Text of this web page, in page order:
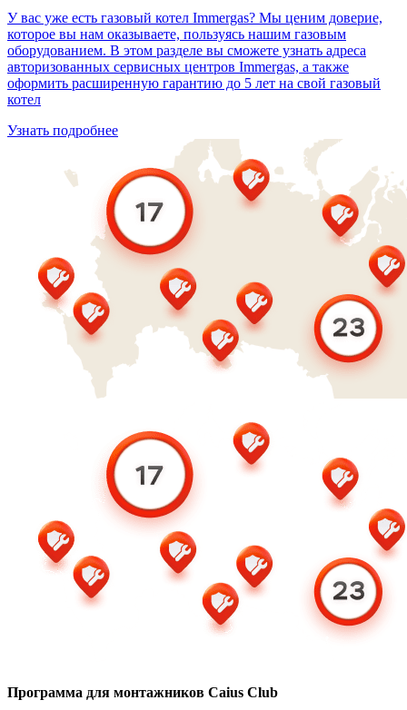
У вас уже есть газовый котел Immergas? Мы ценим доверие,
которое вы нам оказываете, пользуясь нашим газовым
оборудованием. В этом разделе вы сможете узнать адреса
авторизованных сервисных центров Immergas, а также
оформить расширенную гарантию до 5 лет на свой газовый
котел
Узнать подробнее
Программа для монтажников Caius Club